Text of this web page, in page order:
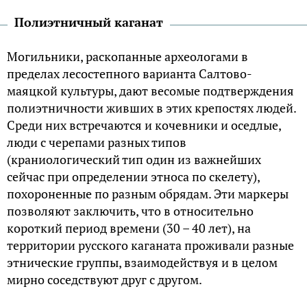
Полиэтничный каганат
Могильники, раскопанные археологами в
пределах лесостепного варианта Салтово-
маяцкой культуры, дают весомые подтверждения
полиэтничности живших в этих крепостях людей.
Среди них встречаются и кочевники и оседлые,
люди с черепами разных типов
(краниологический тип один из важнейших
сейчас при определении этноса по скелету),
похороненные по разным обрядам. Эти маркеры
позволяют заключить, что в относительно
короткий период времени (30 – 40 лет), на
территории русского каганата проживали разные
этнические группы, взаимодействуя и в целом
мирно соседствуют друг с другом.